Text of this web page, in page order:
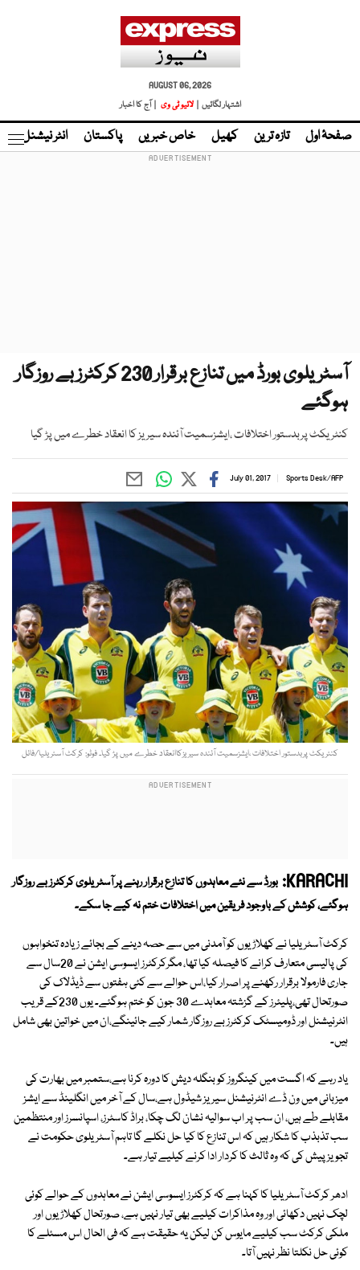
AUGUST 06, 2026
اشتہار لگائیں |
لائیو ٹی وی | آج کا اخبار
صفحۂ اول تازہ ترین کھیل خاص خبریں پاکستان انٹر نیشنل
آسٹریلوی بورڈ میں تنازع برقرار 230 کرکٹرز بے روزگار
ہوگئے
کنٹریکٹ پربدستور اختلافات ،ایشزسمیت آئندہ سیریز کا انعقاد خطرے میں پڑ گیا
Sports Desk/AFP
July 01, 2017
کنٹریکٹ پربدستور اختلافات ،ایشزسمیت آئندہ سیریزکاانعقاد خطرے میں پڑ گیا۔ فوٹو: کرکٹ آسٹریلیا/فائل
KARACHI: بورڈ سے نئے معاہدوں کا تنازع برقرار رہنے پر آسٹریلوی کرکٹرز بے روزگار
ہوگئے، کوشش کے باوجود فریقین میں اختلافات ختم نہ کیے جا سکے۔
کرکٹ آسٹریلیا نے کھلاڑیوں کو آمدنی میں سے حصہ دینے کے بجائے زیادہ تنخواہوں
کی پالیسی متعارف کرانے کا فیصلہ کیا تھا، مگرکرکٹرز ایسوسی ایشن نے 20سال سے
جاری فارمولا برقرار رکھنے پر اصرار کیا،اس حوالے سے کئی ہفتوں سے ڈیڈلاک کی
صورتحال تھی،پلیئرز کے گزشتہ معاہدے 30 جون کو ختم ہوگئے۔ یوں 230کے قریب
انٹرنیشنل اور ڈومیسٹک کرکٹرز بے روزگار شمار کیے جائینگے،ان میں خواتین بھی شامل
ہیں۔
یاد رہے کہ اگست میں کینگروز کو بنگلہ دیش کا دورہ کرنا ہے،ستمبر میں بھارت کی
میزبانی میں ون ڈے انٹرنیشنل سیریز شیڈول ہے،سال کے آخر میں انگلینڈ سے ایشز
مقابلے طے ہیں، ان سب پر اب سوالیہ نشان لگ چکا، براڈ کاسٹرز، اسپانسرز اور منتظمین
سب تذبذب کا شکار ہیں کہ اس تنازع کا کیا حل نکلے گا تاہم آسٹریلوی حکومت نے
تجویز پیش کی کہ وہ ثالث کا کردار ادا کرنے کیلیے تیار ہے۔
ادھر کرکٹ آسٹریلیا کا کہنا ہے کہ کرکٹرز ایسوسی ایشن نے معاہدوں کے حوالے کوئی
لچک نہیں دکھائی اور وہ مذاکرات کیلیے بھی تیار نہیں ہے، صورتحال کھلاڑیوں اور
ملکی کرکٹ سب کیلیے مایوس کن لیکن یہ حقیقت ہے کہ فی الحال اس مسئلے کا
کوئی حل نکلتا نظر نہیں آتا۔